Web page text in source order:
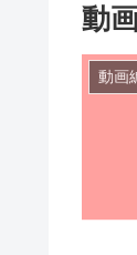
動
動画